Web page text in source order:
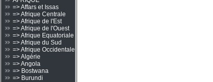
=> Affars et Issas
=> Afrique Centrale
=> Afrique de l'Est
=> Afrique de l'Ouest
=> Afrique Equatoriale
=> Afrique du Sud
=> Afrique Occidentale
=> Algérie
=> Angola
=> Bostwana
=> Burundi